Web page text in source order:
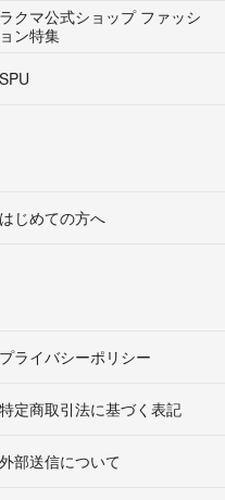
ラクマ公式ショップ ファッシ
ョン特集
SPU
はじめての方へ
プライバシーポリシー
特定商取引法に基づく表記
外部送信について